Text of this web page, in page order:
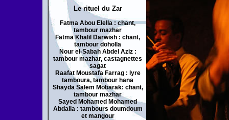
Le rituel du Zar
Fatma Abou Elella : chant,
tambour mazhar
Fatma Khalil Darwish : chant,
tambour doholla
Nour el-Sabah Abdel Aziz :
tambour mazhar, castagnettes
sagat
Raafat Moustafa Farrag : lyre
tamboura, tambour hana
Shayda Salem Mobarak: chant,
tambour mazhar
Sayed Mohamed Mohamed
Abdalla : tambours doumdoum
et mangour